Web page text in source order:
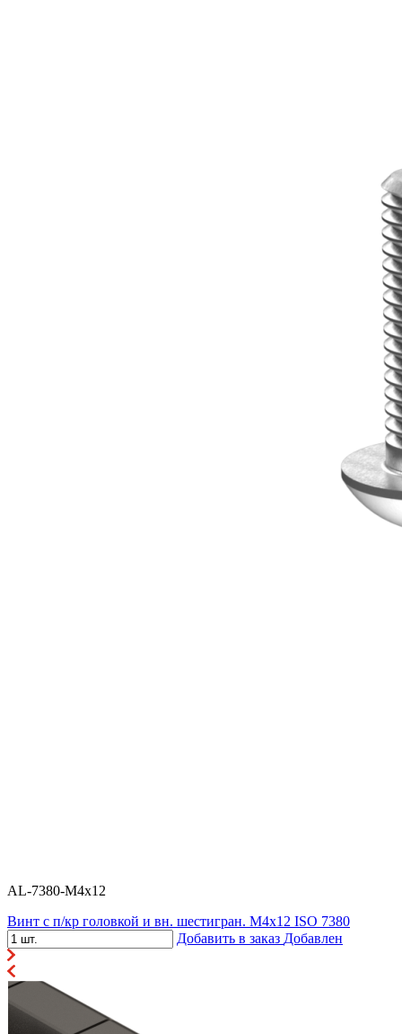
AL-7380-M4x12
Винт с п/кр головкой и вн. шестигран. М4x12 ISO 7380
Добавить в заказ Добавлен